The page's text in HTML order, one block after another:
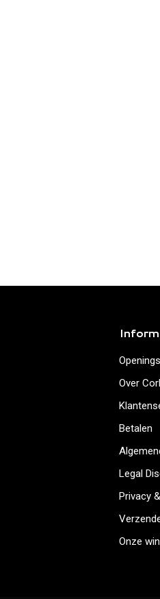
Over
Betalen
Legal
Privacy
Onze